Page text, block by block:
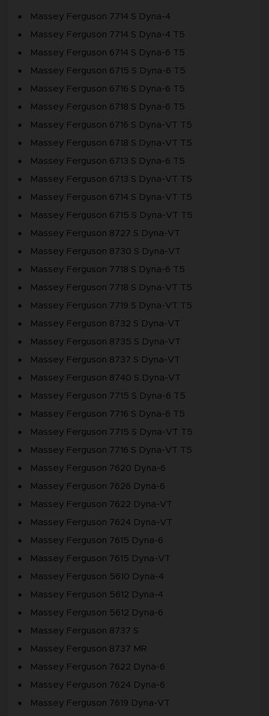
Massey Ferguson 7714 S Dyna-4
Massey Ferguson 7714 S Dyna-4 T5
Massey Ferguson 6714 S Dyna-6 T5
Massey Ferguson 6715 S Dyna-6 T5
Massey Ferguson 6716 S Dyna-6 T5
Massey Ferguson 6718 S Dyna-6 T5
Massey Ferguson 6716 S Dyna-VT T5
Massey Ferguson 6718 S Dyna-VT T5
Massey Ferguson 6713 S Dyna-6 T5
Massey Ferguson 6713 S Dyna-VT T5
Massey Ferguson 6714 S Dyna-VT T5
Massey Ferguson 6715 S Dyna-VT T5
Massey Ferguson 8727 S Dyna-VT
Massey Ferguson 8730 S Dyna-VT
Massey Ferguson 7718 S Dyna-6 T5
Massey Ferguson 7718 S Dyna-VT T5
Massey Ferguson 7719 S Dyna-VT T5
Massey Ferguson 8732 S Dyna-VT
Massey Ferguson 8735 S Dyna-VT
Massey Ferguson 8737 S Dyna-VT
Massey Ferguson 8740 S Dyna-VT
Massey Ferguson 7715 S Dyna-6 T5
Massey Ferguson 7716 S Dyna-6 T5
Massey Ferguson 7715 S Dyna-VT T5
Massey Ferguson 7716 S Dyna-VT T5
Massey Ferguson 7620 Dyna-6
Massey Ferguson 7626 Dyna-6
Massey Ferguson 7622 Dyna-VT
Massey Ferguson 7624 Dyna-VT
Massey Ferguson 7615 Dyna-6
Massey Ferguson 7615 Dyna-VT
Massey Ferguson 5610 Dyna-4
Massey Ferguson 5612 Dyna-4
Massey Ferguson 5612 Dyna-6
Massey Ferguson 8737 S
Massey Ferguson 8737 MR
Massey Ferguson 7622 Dyna-6
Massey Ferguson 7624 Dyna-6
Massey Ferguson 7619 Dyna-VT